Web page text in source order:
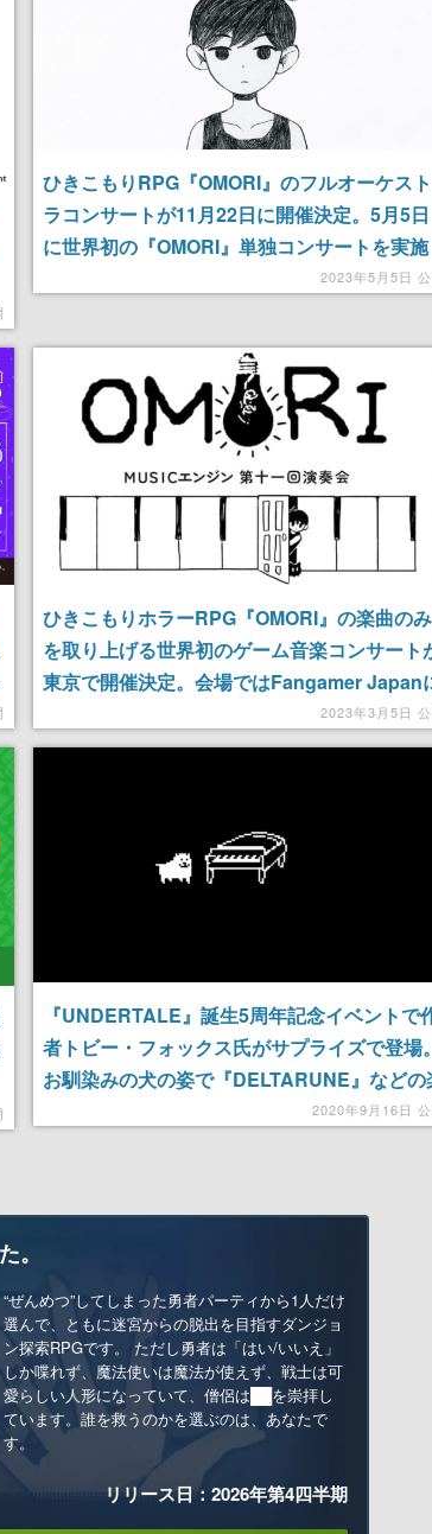
ひきこもりRPG『OMORI』のフルオーケスト
ラコンサートが11月22日に開催決定。5月5日
に世界初の『OMORI』単独コンサートを実施
2023年5月5日
ひきこもりホラーRPG『OMORI』の楽曲のみ
を取り上げる世界初のゲーム音楽コンサート
東京で開催決定。会場ではFangamer Japan
よる「OMORI」グッズの物販も実施2023年3月5日
『UNDERTALE』誕生5周年記念イベントで
者トビー・フォックス氏がサプライズで登場。
お馴染みの犬の姿で『DELTARUNE』などの
2020年9月16日
。
“ぜんめつ”してしまった勇者パーティから1人だけ
選んで、ともに迷宮からの脱出を目指すダンジョ
ン探索RPGです。 ただし勇者は「はい/いいえ」
しか喋れず、魔法使いは魔法が使えず、戦士は可
愛らしい人形になっていて、僧侶は██を崇拝し
ています。誰を救うのかを選ぶのは、あなたで
す。
リリース日：2026年第4四半期